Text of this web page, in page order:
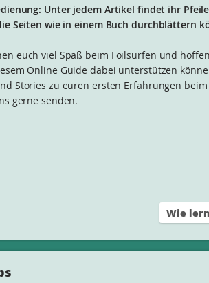
Unter jedem Artikel findet ihr
Seiten wie in einem Buch durchblättern
euch viel Spaß beim Foilsurfen und
Online Guide dabei unterstützen
Stories zu euren ersten Erfahrungen
gerne senden.
Wie